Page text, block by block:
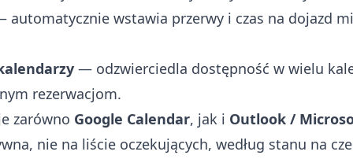
wstawia przerwy i czas na dojazd
— odzwierciedla dostępność w wielu
rezerwacjom.
zarówno Google Calendar, jak i Outlook /
nie na liście oczekujących, według stanu na